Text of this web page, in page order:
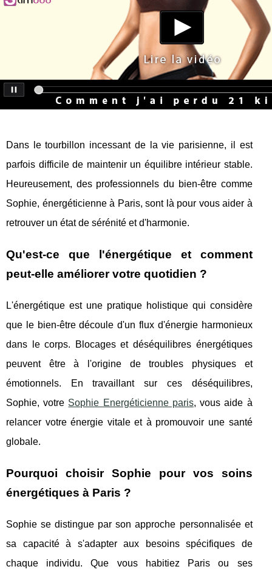
Dans le tourbillon incessant de la vie parisienne, il est
parfois difficile de maintenir un équilibre intérieur stable.
Heureusement, des professionnels du bien-être comme
Sophie, énergéticienne à Paris, sont là pour vous aider à
retrouver un état de sérénité et d'harmonie.
Qu'est-ce que l'énergétique et comment
peut-elle améliorer votre quotidien ?
L'énergétique est une pratique holistique qui considère
que le bien-être découle d'un flux d'énergie harmonieux
dans le corps. Blocages et déséquilibres énergétiques
peuvent être à l'origine de troubles physiques et
émotionnels. En travaillant sur ces déséquilibres,
Sophie, votre Sophie Energéticienne paris, vous aide à
relancer votre énergie vitale et à promouvoir une santé
globale.
Pourquoi choisir Sophie pour vos soins
énergétiques à Paris ?
Sophie se distingue par son approche personnalisée et
sa capacité à s'adapter aux besoins spécifiques de
chaque individu. Que vous habitiez Paris ou ses